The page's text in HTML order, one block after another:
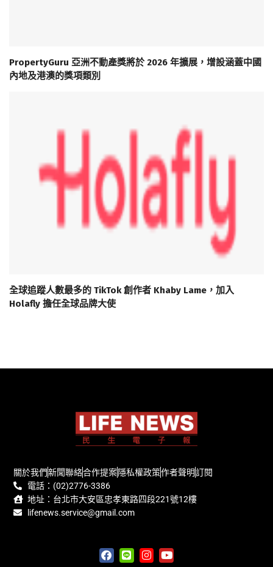
PropertyGuru 亞洲不動產獎將於 2026 年擴展，增設涵蓋中國
內地及港澳的獎項類別
全球追蹤人數最多的 TikTok 創作者 Khaby Lame，加入
Holafly 擔任全球品牌大使
關於我們新聞聯絡合作提案隱私權政策作者聲明訂閱
電話：(02)2776-3386
地址：台北市大安區忠孝東路四段221號12樓
lifenews.service@gmail.com